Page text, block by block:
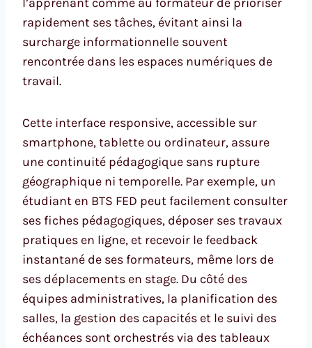
rapidement ses tâches, évitant ainsi la
surcharge informationnelle souvent
rencontrée dans les espaces numériques de
travail.
Cette interface responsive, accessible sur
smartphone, tablette ou ordinateur, assure
une continuité pédagogique sans rupture
géographique ni temporelle. Par exemple, un
étudiant en BTS FED peut facilement consulter
ses fiches pédagogiques, déposer ses travaux
pratiques en ligne, et recevoir le feedback
instantané de ses formateurs, même lors de
ses déplacements en stage. Du côté des
équipes administratives, la planification des
salles, la gestion des capacités et le suivi des
échéances sont orchestrés via des tableaux